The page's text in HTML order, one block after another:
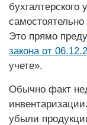
бухгалтерского
Это прямо
закона от
учете».
Обычно факт
убыли